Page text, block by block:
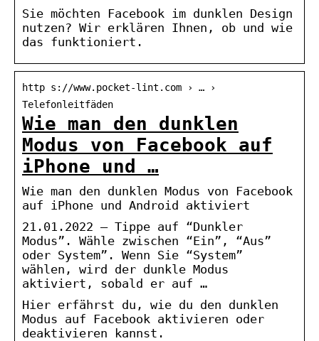
Sie möchten Facebook im dunklen Design
nutzen? Wir erklären Ihnen, ob und wie
das funktioniert.
http s://www.pocket-lint.com › … ›
Telefonleitfäden
Wie man den dunklen
Modus von Facebook auf
iPhone und …
Wie man den dunklen Modus von Facebook
auf iPhone und Android aktiviert
21.01.2022 — Tippe auf “Dunkler
Modus”. Wähle zwischen “Ein”, “Aus”
oder System”. Wenn Sie “System”
wählen, wird der dunkle Modus
aktiviert, sobald er auf …
Hier erfährst du, wie du den dunklen
Modus auf Facebook aktivieren oder
deaktivieren kannst.